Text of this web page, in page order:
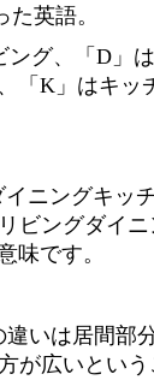
た英語。
ング、「D」
「K」はキッ
イニングキッチ
ビングダイ
味です。
いは居間部
が広いという